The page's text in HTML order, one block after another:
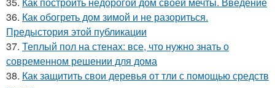
36. Как обогреть дом зимой и не разориться.
Предыстория этой публикации
37. Теплый пол на стенах: все, что нужно знать о
современном решении для дома
38. Как защитить свои деревья от тли с помощью средств